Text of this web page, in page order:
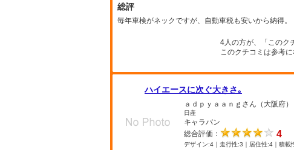
総評
毎年車検がネックですが、自動車税も安いから納得。
4人の方が、「このク
このクチコミは参考
ハイエースに次ぐ大きさ｡
ａｄｐｙａａｎｇさん（大阪府）
日産
キャラバン
総合評価：
4
デザイン:4｜走行性:3｜居住性:4｜積載